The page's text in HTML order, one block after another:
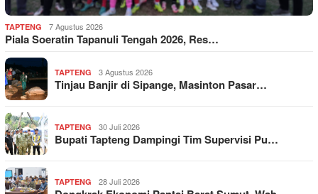
TAPTENG 7 Agustus 2026
Piala Soeratin Tapanuli Tengah 2026, Res…
TAPTENG 3 Agustus 2026
Tinjau Banjir di Sipange, Masinton Pasar…
TAPTENG 30 Juli 2026
Bupati Tapteng Dampingi Tim Supervisi Pu…
TAPTENG 28 Juli 2026